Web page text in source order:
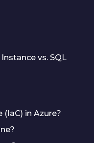
vs. SQL
in Azure?